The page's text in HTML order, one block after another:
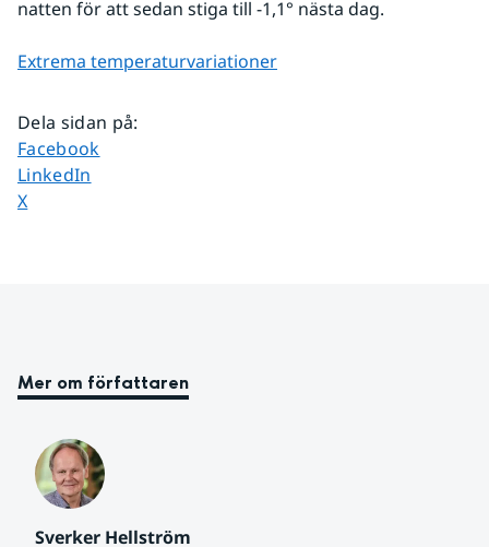
natten för att sedan stiga till -1,1° nästa dag.
Extrema temperaturvariationer
Dela sidan på:
Dela sidan på
Facebook
Dela sidan på
LinkedIn
Dela sidan på
X
Mer om författaren
Sverker Hellström